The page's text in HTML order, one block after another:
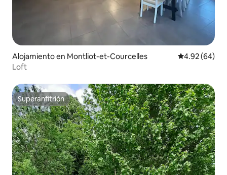
Alojamiento en Montliot-et-Courcelles Calificación
4.92 (64)
Loft
Superanfitrión
Superanfitrión